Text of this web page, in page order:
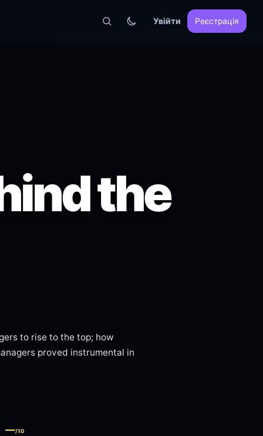
Увійти Реєстрація
the
to rise to the top; how
proved instrumental in
—/10